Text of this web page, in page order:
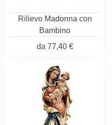
Rilievo Madonna con
Bambino
da 77,40 €